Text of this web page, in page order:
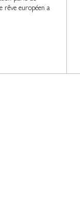
rêve européen a